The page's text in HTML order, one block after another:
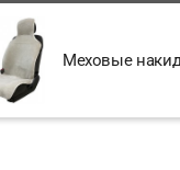
Меховые